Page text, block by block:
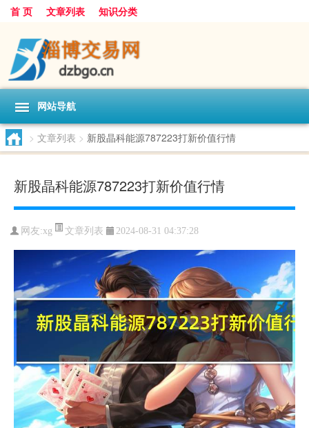
首 页 文章列表 知识分类
网站导航
> 文章列表 > 新股晶科能源787223打新价值行情
新股晶科能源787223打新价值行情
网友:xg 文章列表 2024-08-31 04:37:28